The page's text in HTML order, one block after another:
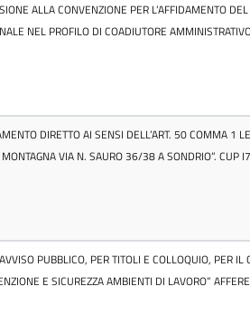
ALLA CONVENZIONE PER L’AFFIDAMENTO
NEL PROFILO DI COADIUTORE
DIRETTO AI SENSI DELL’ART. 50 COMMA 1
MONTAGNA VIA N. SAURO 36/38 A SONDRIO”.
PUBBLICO, PER TITOLI E COLLOQUIO, PER
E SICUREZZA AMBIENTI DI LAVORO”